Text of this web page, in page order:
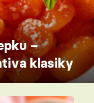
–
klasiky